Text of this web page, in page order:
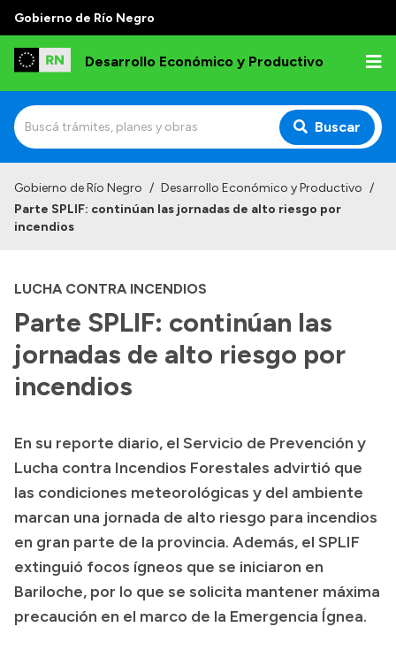
Gobierno de Río Negro
Desarrollo Económico y Productivo
Buscar
Institucional
Autoridades
Delegaciones
Normativa
Presupuesto
Boletín Oficial
Compras y licitaciones
Consulta de expedientes
Consulta de pago a proveedores
Convocatorias
Gobierno de Río Negro / Desarrollo Económico y Productivo /
Parte SPLIF: continúan las jornadas de alto riesgo por
incendios
LUCHA CONTRA INCENDIOS
Parte SPLIF: continúan las
jornadas de alto riesgo por
incendios
En su reporte diario, el Servicio de Prevención y
Lucha contra Incendios Forestales advirtió que
las condiciones meteorológicas y del ambiente
marcan una jornada de alto riesgo para incendios
en gran parte de la provincia. Además, el SPLIF
extinguió focos ígneos que se iniciaron en
Bariloche, por lo que se solicita mantener máxima
precaución en el marco de la Emergencia Ígnea.